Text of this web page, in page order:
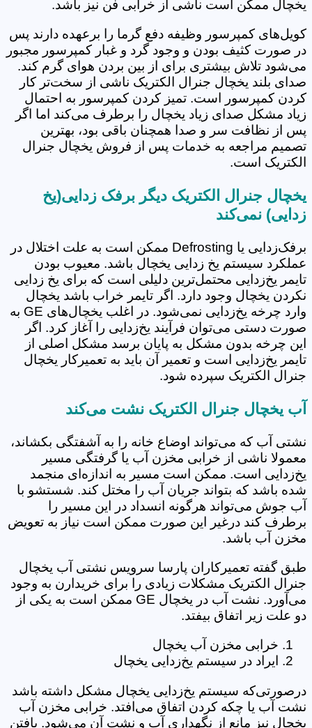
یخچال ممکن است ناشی از خرابی فن نیز باشد.
کویل‌های کمپرسور وظیفه دفع گرما را برعهده دارند پس
در صورت کثیف بودن و وجود گرد و غبار کمپرسور مجبور
می‌شود تلاش بیشتری برای از بین بردن هوای گرم کند.
صدای بلند یخچال جنرال الکتریک ناشی از سخت‌تر کار
کردن کمپرسور است. تمیز کردن کمپرسور به احتمال
زیاد مشکل صدای زیاد یخچال را برطرف می‌کند اما اگر
پس از نظافت سر و صدا همچنان باقی بود، بهترین
تصمیم مراجعه به خدمات پس از فروش یخچال جنرال
الکتریک است.
یخچال جنرال الکتریک دیگر برفک زدایی(یخ
زدایی) نمی‌کند
برفک‌زدایی یا Defrosting ممکن است به علت اختلال در
عملکرد سیستم یخ زدایی یخچال باشد. معیوب بودن
تایمر یخ‌زدایی محتمل‌ترین دلیلی است که برای یخ زدایی
نکردن یخچال وجود دارد. اگر تایمر خراب باشد یخچال
وارد چرخه یخ‌زدایی نمی‌شود. در اغلب یخچال‌های GE به
صورت دستی می‌توان فرآیند یخ‌زدایی را آغاز کرد. اگر
این چرخه بدون مشکل به پایان برسد مشکل اصلی از
تایمر یخ‌زدایی است و تعمیر آن باید به تعمیرکار یخچال
جنرال الکتریک سپرده شود.
آب یخچال جنرال الکتریک نشت می‌کند
نشتی آب که می‌تواند اوضاع خانه را به آشفتگی بکشاند،
معمولا ناشی از خرابی مخزن آب یا گرفتگی مسیر
یخ‌زدایی است. ممکن است مسیر به اندازه‌ای منجمد
شده باشد که بتواند جریان آب را مختل کند. شستشو با
آب جوش می‌تواند هرگونه انسداد در این مسیر را
برطرف کند درغیر این صورت ممکن است نیاز به تعویض
مخزن آب باشد.
طبق گفته تعمیرکاران پارسا سرویس نشتی آب یخچال
جنرال الکتریک مشکلات زیادی را برای خریدارن به وجود
می‌آورد. نشت آب در یخچال GE ممکن است به یکی از
دو علت زیر اتفاق بیفتد.
خرابی مخزن آب یخچال
ایراد در سیستم یخ‌زدایی یخچال
درصورتی‌که سیستم یخ‌زدایی یخچال مشکل داشته باشد
نشت آب یا چکه کردن اتفاق می‌افتد. خرابی مخزن آب
یخچال نیز مانع از نگهداری آب و نشت آن می‌شود. یافتن